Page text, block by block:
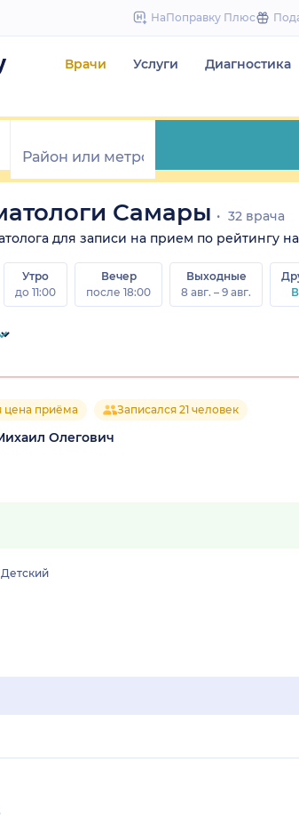
НаПоправку Плюс
Врачи Услуги Диагностика
Самары
32 врача
для записи на прием по рейтингу
Утро
до 11:00
Вечер
после 18:00
Выходные
8 авг. – 9 авг.
цена приёма Записался 21 человек
Олегович
Детский